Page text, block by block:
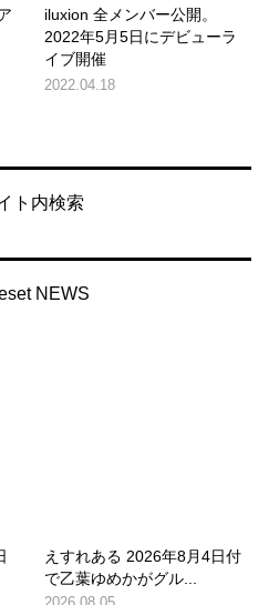
iluxion 全メンバー公開。
2022年5月5日にデビューラ
イブ開催
2022.04.18
ト内検索
NEWS
えすれある 2026年8月4日付
で乙葉ゆめかがグル...